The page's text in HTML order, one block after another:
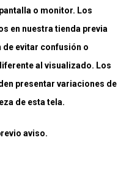
o monitor. Los
en nuestra tienda previa
de evitar confusión o
al visualizado. Los
presentar variaciones de
de esta tela.
aviso.